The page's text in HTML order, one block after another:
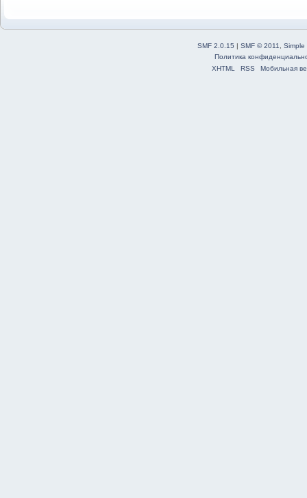
SMF 2.0.15 | SMF © 2011
Simple
Политика
XHTML
RSS Мобильная